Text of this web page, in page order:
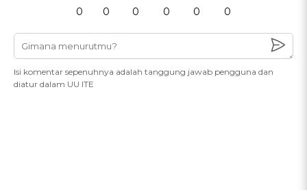
0 0 0 0 0 0
Isi komentar sepenuhnya adalah tanggung jawab pengguna dan
diatur dalam UU ITE